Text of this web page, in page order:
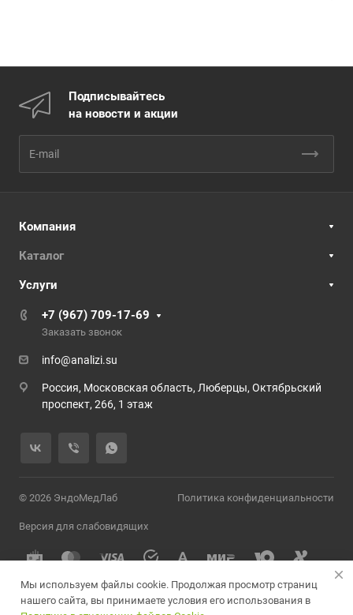
Подписывайтесь
на новости и акции
Компания
Каталог
Услуги
+7 (967) 709-17-69
Заказать звонок
info@analizi.su
Россия, Московская область, Люберцы, Октябрьский
проспект, 266, 1 этаж
© 2026 ЭндоМедЛаб Политика конфиденциальности
Версия для слабовидящих
Мы используем файлы cookie. Продолжая просмотр страниц
нашего сайта, вы принимаете условия его использования в